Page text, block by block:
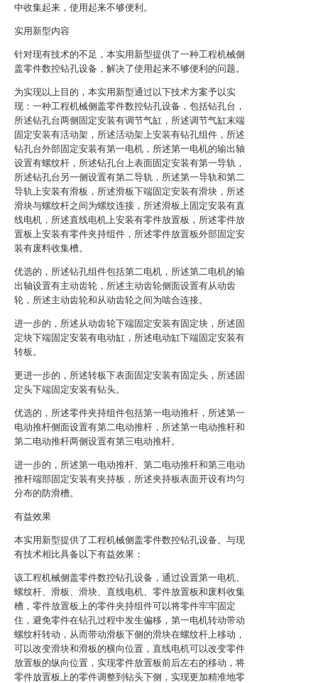
中收集起来，使用起来不够便利。
实用新型内容
针对现有技术的不足，本实用新型提供了一种工程机械侧
盖零件数控钻孔设备，解决了使用起来不够便利的问题。
为实现以上目的，本实用新型通过以下技术方案予以实
现：一种工程机械侧盖零件数控钻孔设备，包括钻孔台，
所述钻孔台两侧固定安装有调节气缸，所述调节气缸末端
固定安装有活动架，所述活动架上安装有钻孔组件，所述
钻孔台外部固定安装有第一电机，所述第一电机的输出轴
设置有螺纹杆，所述钻孔台上表面固定安装有第一导轨，
所述钻孔台另一侧设置有第二导轨，所述第一导轨和第二
导轨上安装有滑板，所述滑板下端固定安装有滑块，所述
滑块与螺纹杆之间为螺纹连接，所述滑板上固定安装有直
线电机，所述直线电机上安装有零件放置板，所述零件放
置板上安装有零件夹持组件，所述零件放置板外部固定安
装有废料收集槽。
优选的，所述钻孔组件包括第二电机，所述第二电机的输
出轴设置有主动齿轮，所述主动齿轮侧面设置有从动齿
轮，所述主动齿轮和从动齿轮之间为啮合连接。
进一步的，所述从动齿轮下端固定安装有固定块，所述固
定块下端固定安装有电动缸，所述电动缸下端固定安装有
转板。
更进一步的，所述转板下表面固定安装有固定头，所述固
定头下端固定安装有钻头。
优选的，所述零件夹持组件包括第一电动推杆，所述第一
电动推杆侧面设置有第二电动推杆，所述第一电动推杆和
第二电动推杆两侧设置有第三电动推杆。
进一步的，所述第一电动推杆、第二电动推杆和第三电动
推杆端部固定安装有夹持板，所述夹持板表面开设有均匀
分布的防滑槽。
有益效果
本实用新型提供了工程机械侧盖零件数控钻孔设备。与现
有技术相比具备以下有益效果：
该工程机械侧盖零件数控钻孔设备，通过设置第一电机、
螺纹杆、滑板、滑块、直线电机、零件放置板和废料收集
槽，零件放置板上的零件夹持组件可以将零件牢牢固定
住，避免零件在钻孔过程中发生偏移，第一电机转动带动
螺纹杆转动，从而带动滑板下侧的滑块在螺纹杆上移动，
可以改变滑块和滑板的横向位置，直线电机可以改变零件
放置板的纵向位置，实现零件放置板前后左右的移动，将
零件放置板上的零件调整到钻头下侧，实现更加精准地零